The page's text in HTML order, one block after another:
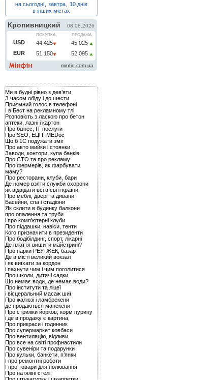
на сьогодні
завтра
10 днів
в інших містах
Ми в будні рівно з дев’яти
З часом обіду і до шести
Приємний голос в телефоні
І в Бест на рекламному тлі
Розповість з ласкою про бетон
аптеки, лазні і картон
Про бізнес, IT послуги
Про SEO, ЕЦП, MEDoc
Що б 1С подужати зміг
Про авто мийки і стоянки
Заводи, контори, купа банків
Про СТО та про рекламу
Про фермерів, як фарбувати
маму?
Про ресторани, клуби, бари
Де номер взяти служби охорони
як відвідати всі в світі країни
Про меблі, двері та дивани
Басейни, спа і стадіони
Як склити в будинку балкони
про опалення та труби
і про комп’ютерні клуби
Про піддашки, навіси, тенти
Кого призначити в президенти
Про бодібілдинг, спорт, лікарні
Де плаття вишити майстрині?
Про парки РЕУ, ЖЕК, базар
Де в місті великий вокзал
і як виїхати за кордон
і пахнути чим і чим поголитися
Про школи, дитячі садки
Що немає води, де немає води?
Про інститути та ліцеї
і вісцеральний масаж шиї
Про жалюзі і ламбрекени
де продаються манекени
Про стрижки йорков, корм пурину
і де в продажу є картина,
Про прикраси і годинник
Про супермаркет ковбаси
Про вентиляцію, відливи
Про все на світі профнастили
Про сувеніри та подарунки
Про кульки, банкети, п’янки
І про ремонтні роботи
І про товари для полювання
Про натяжні стелі,